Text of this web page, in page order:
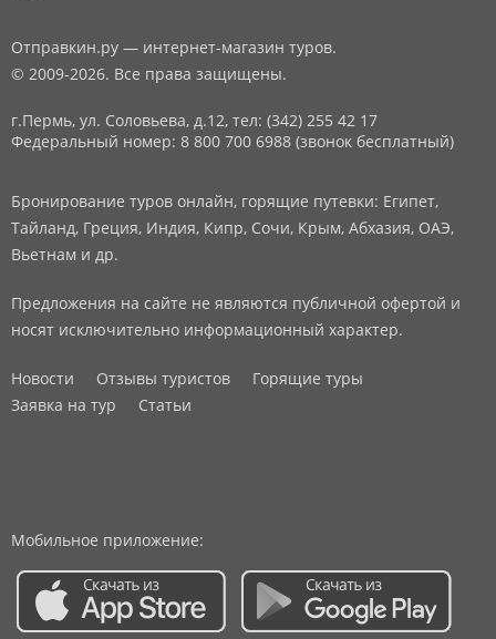
Отправкин.ру — интернет-магазин туров.
© 2009-2026. Все права защищены.
г.Пермь, ул. Соловьева, д.12, тел: (342) 255 42 17
Федеральный номер: 8 800 700 6988 (звонок бесплатный)
Бронирование туров онлайн, горящие путевки: Египет,
Тайланд, Греция, Индия, Кипр, Сочи, Крым, Абхазия, ОАЭ,
Вьетнам и др.
Предложения на сайте не являются публичной офертой и
носят исключительно информационный характер.
Новости Отзывы туристов
Горящие туры
Заявка на тур
Статьи
Мобильное приложение: